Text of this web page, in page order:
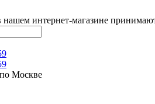
интернет-магазине
Москве